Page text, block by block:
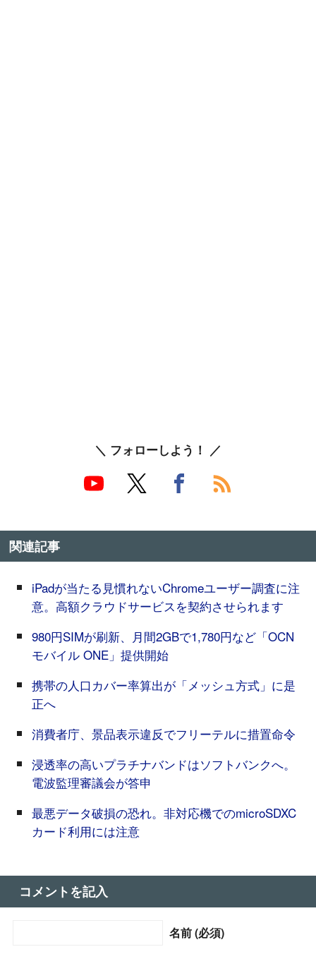
＼ フォローしよう！ ／
関連記事
iPadが当たる見慣れないChromeユーザー調査に注
意。高額クラウドサービスを契約させられます
980円SIMが刷新、月間2GBで1,780円など「OCN
モバイル ONE」提供開始
携帯の人口カバー率算出が「メッシュ方式」に是
正へ
消費者庁、景品表示違反でフリーテルに措置命令
浸透率の高いプラチナバンドはソフトバンクへ。
電波監理審議会が答申
最悪データ破損の恐れ。非対応機でのmicroSDXC
カード利用には注意
コメントを記入
名前 (必須)